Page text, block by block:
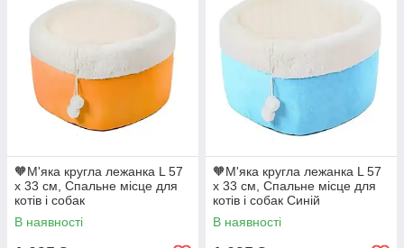
🧡М'яка кругла лежанка L 57
х 33 см, Спальне місце для
котів і собак
В наявності
🧡М'яка кругла лежанка L 57
х 33 см, Спальне місце для
котів і собак Синій
В наявності